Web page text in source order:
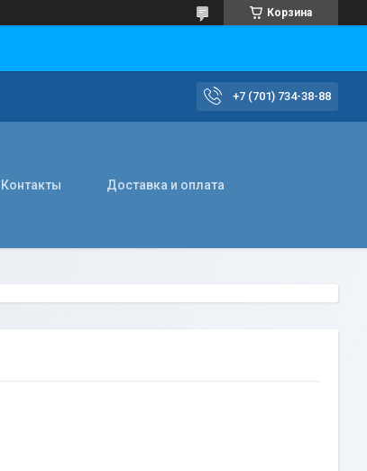
Корзина
+7 (701) 734-38-88
Контакты Доставка и оплата